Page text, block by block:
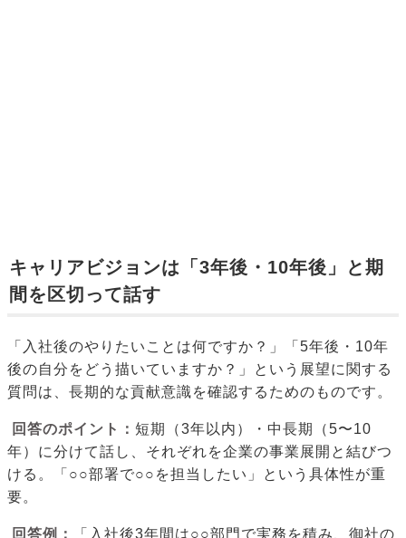
キャリアビジョンは「3年後・10年後」と期
間を区切って話す
「入社後のやりたいことは何ですか？」「5年後・10年
後の自分をどう描いていますか？」という展望に関する
質問は、長期的な貢献意識を確認するためのものです。
回答のポイント： 短期（3年以内）・中長期（5〜10
年）に分けて話し、それぞれを企業の事業展開と結びつ
ける。「○○部署で○○を担当したい」という具体性が重
要。
回答例： 「入社後3年間は○○部門で実務を積み、御社の